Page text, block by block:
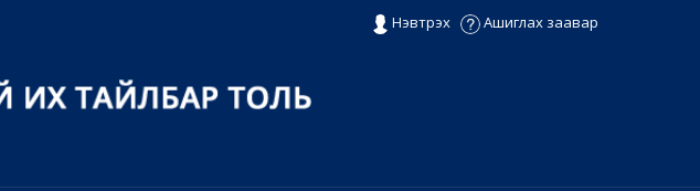
Нэвтрэх Ашиглах заавар